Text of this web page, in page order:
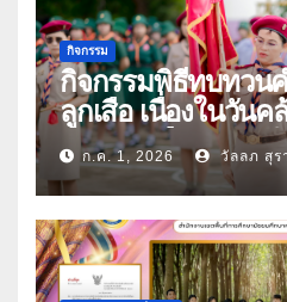
กิจกรรม
กิจกรรมพิธีทบทว
ลูกเสือ เนื่องในวัน
คณะลูกเสือแห่งชา
ก.ค. 1, 2026 วัลลภ สุร